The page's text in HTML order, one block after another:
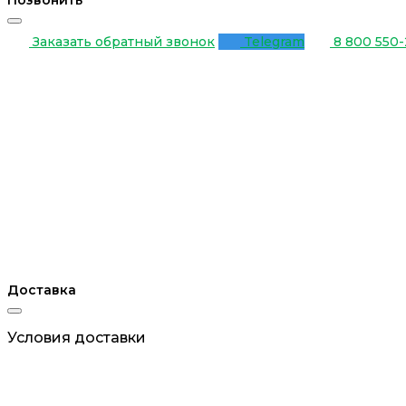
Заказать обратный звонок Telegram 8 800
Доставка
Условия доставки